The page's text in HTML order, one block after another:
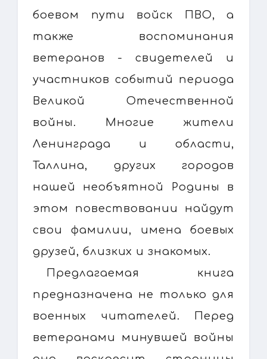
боевом пути войск ПВО, а
также воспоминания
ветеранов - свидетелей и
участников событий периода
Великой Отечественной
войны. Многие жители
Ленинграда и области,
Таллина, других городов
нашей необъятной Родины в
этом повествовании найдут
свои фамилии, имена боевых
друзей, близких и знакомых.
Предлагаемая книга
предназначена не только для
военных читателей. Перед
ветеранами минувшей войны